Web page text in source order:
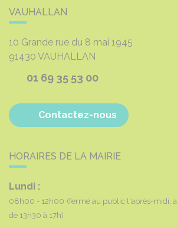
VAUHALLAN
10 Grande rue du 8 mai 1945
91430 VAUHALLAN
01 69 35 53 00
Contactez-nous
HORAIRES DE LA MAIRIE
Lundi :
08h00 - 12h00 (fermé au public l'après-midi,
de 13h30 à 17h)